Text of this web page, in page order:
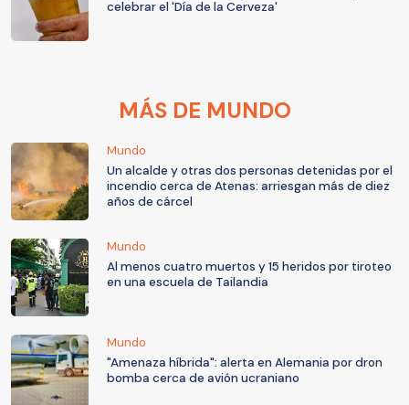
celebrar el 'Día de la Cerveza'
MÁS DE MUNDO
Mundo
Un alcalde y otras dos personas detenidas por el
incendio cerca de Atenas: arriesgan más de diez
años de cárcel
Mundo
Al menos cuatro muertos y 15 heridos por tiroteo
en una escuela de Tailandia
Mundo
"Amenaza híbrida": alerta en Alemania por dron
bomba cerca de avión ucraniano